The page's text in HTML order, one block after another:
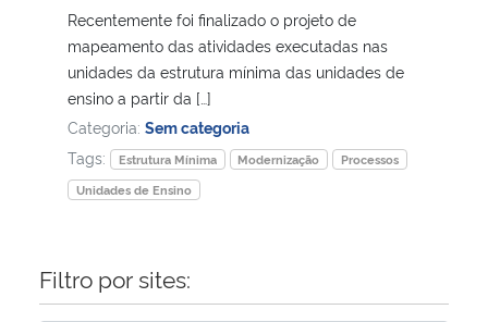
Ministério da Mulher, da Família e dos Direitos Humanos
Secretaria-Geral
Secretaria de Governo
Gabinete de Segurança Institucional
Banco Central do Brasil
Recentemente foi finalizado o projeto de
mapeamento das atividades executadas nas
unidades da estrutura mínima das unidades de
ensino a partir da […]
Categoria: Sem categoria
Tags:
Estrutura Mínima Modernização
Processos
Unidades de Ensino
Filtro por sites: